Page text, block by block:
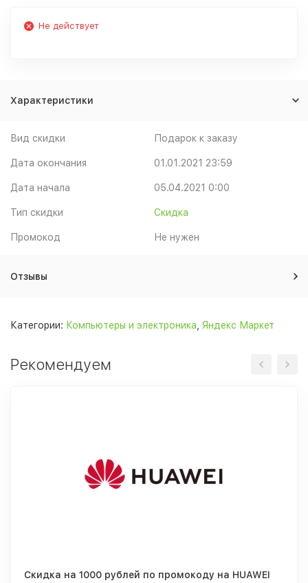
Не действует
Характеристики
Вид скидки Подарок к заказу
Дата окончания 01.01.2021 23:59
Дата начала 05.04.2021 0:00
Тип скидки Скидка
Промокод Не нужен
Отзывы
Категории: Компьютеры и электроника Яндекс Маркет
Рекомендуем
Скидка на 1000 рублей по промокоду на HUAWEI